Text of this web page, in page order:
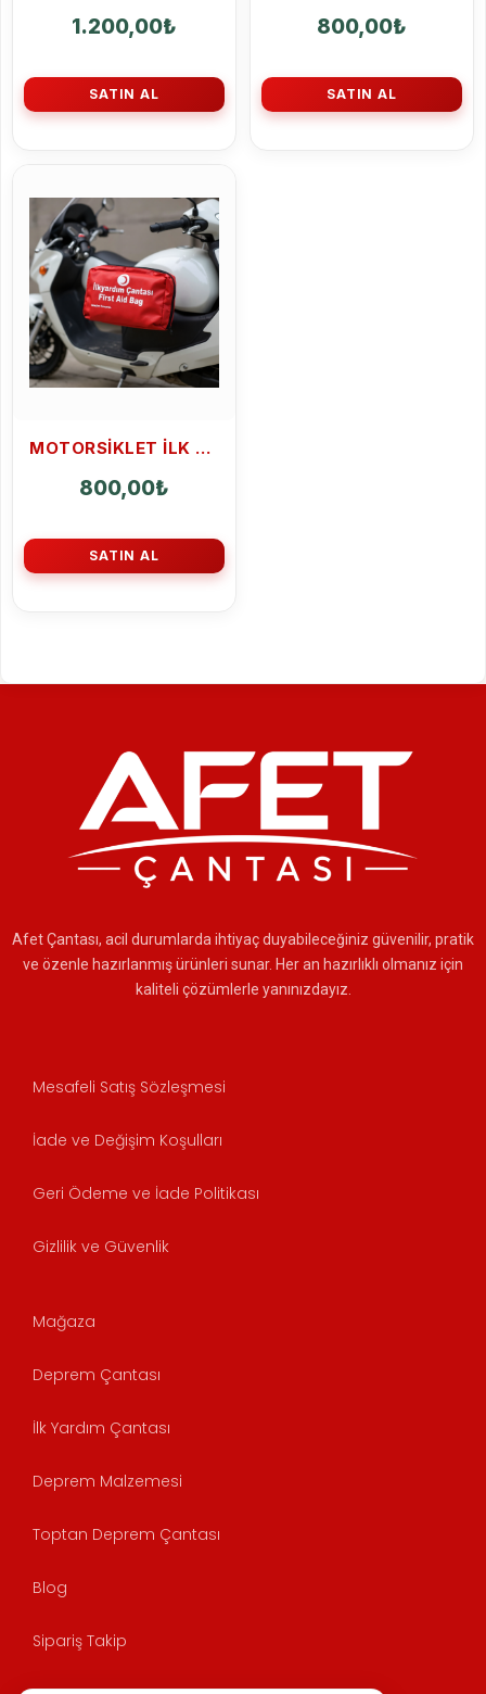
1.200,00₺
SATIN AL
800,00₺
SATIN AL
MOTORSIKLET İLK YARDIM ÇANTASI
800,00₺
SATIN AL
Afet Çantası, acil durumlarda ihtiyaç duyabileceğiniz güvenilir, pratik
ve özenle hazırlanmış ürünleri sunar. Her an hazırlıklı olmanız için
kaliteli çözümlerle yanınızdayız.
Mesafeli Satış Sözleşmesi
İade ve Değişim Koşulları
Geri Ödeme ve İade Politikası
Gizlilik ve Güvenlik
Mağaza
Deprem Çantası
İlk Yardım Çantası
Deprem Malzemesi
Toptan Deprem Çantası
Blog
Sipariş Takip